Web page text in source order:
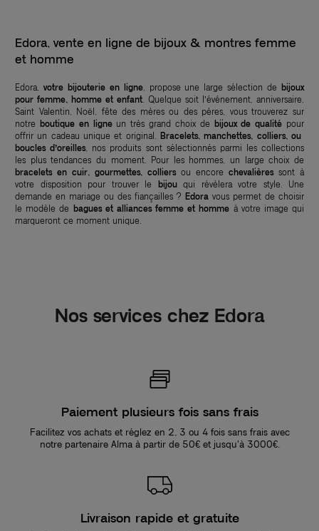
Edora, vente en ligne de bijoux & montres femme
et homme
Edora, votre bijouterie en ligne, propose une large sélection debijoux
pour femme, homme et enfant . Quelque soit l’événement, anniversaire,
Saint Valentin, Noël, fête des mères ou des pères, vous trouverez sur
notre boutique en ligneun très grand choix de bijoux de qualité pour
offrir un cadeau unique et original. Bracelets, manchettes, colliers, ou
boucles d’oreilles, nos produits sont sélectionnés parmi les collections
les plus tendances du moment. Pour les hommes, un large choix de
bracelets en cuir, gourmettes, colliersou encore chevalièressont à
votre disposition pour trouver le bijouqui révèlera votre style. Une
demande en mariage ou des fiançailles ?Edora vous permet de choisir
le modèle de bagues et alliances femme et homme à votre image qui
marqueront ce moment unique.
Nos services chez Edora
Paiement plusieurs fois sans frais
Facilitez vos achats et réglez en 2, 3 ou 4 fois sans frais avec
notre partenaire Alma à partir de 50€ et jusqu'à 3000€.
Livraison rapide et gratuite